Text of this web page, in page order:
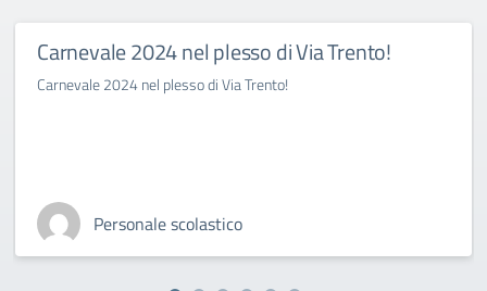
Carnevale 2024 nel plesso di Via Trento!
Carnevale 2024 nel plesso di Via Trento!
Personale scolastico